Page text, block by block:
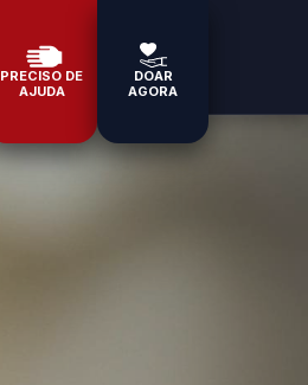
PRECISO DE
AJUDA
DOAR
AGORA